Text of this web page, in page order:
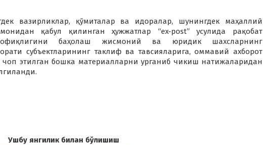
вазирликлар, қўмиталар ва идоралар, шунингдек маҳаллий
қабул қилинган ҳужжатлар “ex-post” усулида рақобат
баҳолаш жисмоний ва юридик шахсларнинг
субъектларининг таклиф ва тавсияларига, оммавий ахборот
чоп этилган бошка материалларни урганиб чикиш натижаларидан
Ушбу янгилик билан бўлишиш